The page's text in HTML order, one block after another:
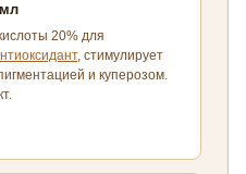
20% для
, стимулирует
и куперозом.